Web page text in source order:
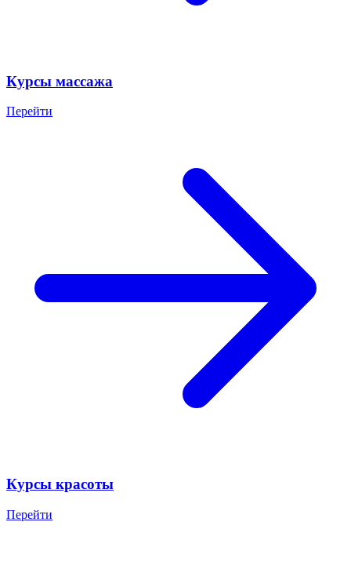
Курсы массажа
Перейти
Курсы красоты
Перейти